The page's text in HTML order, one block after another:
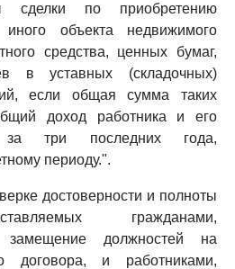
сделки по приобретению
иного объекта недвижимого
средства, ценных бумаг,
в уставных (складочных)
если общая сумма таких
доход работника и его
за три последних года,
периоду.".
достоверности и полноты
гражданами,
должностей на
договора, и работниками,